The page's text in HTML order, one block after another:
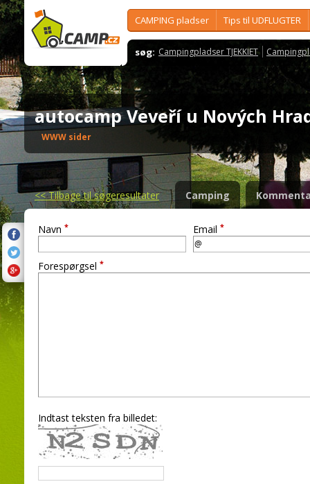
CAMPING pladser Tips til UDFLUGTER
søg: Campingpladser TJEKKIET
autocamp Veveří u Nových
WWW sider
<<Tilbage til søgeresultater Camping
Navn * Email *
Forespørgsel *
Indtast teksten fra billedet: